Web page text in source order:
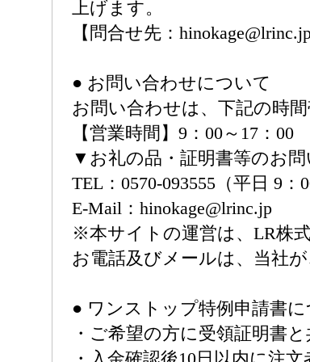
上げます。
【問合せ先：hinokage@lrinc.jp
● お問い合わせについて
お問い合わせは、下記の時
【営業時間】9：00～17：00
▼お礼の品・証明書等のお
TEL：0570-093555（平日 9：
E-Mail：hinokage@lrinc.jp
※本サイトの運営は、LR株
お電話及びメールは、当社
● ワンストップ特例申請書に
・ご希望の方に受領証明書